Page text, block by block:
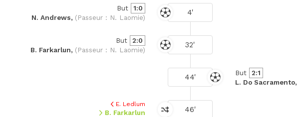
4'
But
1:0
N. Andrews, (Passeur : N. Laomie)
32'
But
2:0
B. Farkarlun, (Passeur : N. Laomie)
44' But
2:1
L. Do Sacramento,
46'
E. Ledlum
B. Farkarlun